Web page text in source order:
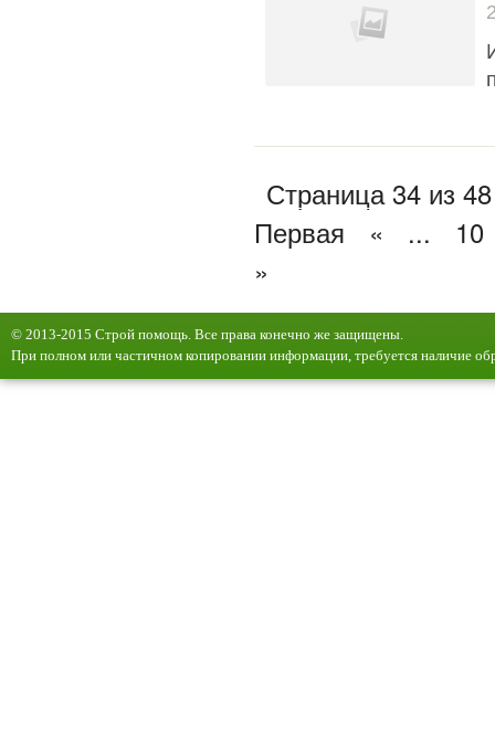
Страница 34 из 48
Первая
« ...
10
»
© 2013-2015 Строй помощь. Все права конечно же защищены.
При полном или частичном копировании информации, требуется наличие